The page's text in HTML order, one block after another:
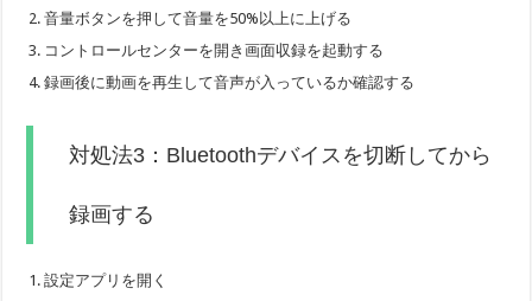
音量ボタンを押して音量を50%以上に上げる
コントロールセンターを開き画面収録を起動する
録画後に動画を再生して音声が入っているか確認する
対処法3：Bluetoothデバイスを切断してから
録画する
設定アプリを開く